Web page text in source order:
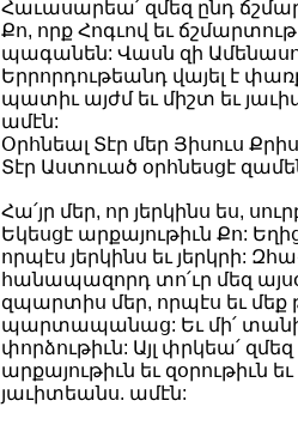
Հաւասարեա՛ զմեզ ընդ
Քո, որք Հոգւով եւ
պագանեն: Վասն զի
Երրորդութեանդ վայել է
պատիւ այժմ եւ միշտ եւ
ամէն:
Օրհնեալ Տէր մեր Յիսուս
Տէր Աստուած օրհնեսցէ
Հա՛յր մեր, որ յերկինս ես,
Եկեսցէ արքայութիւն Քո:
որպէս յերկինս եւ յերկրի:
հանապազորդ տո՛ւր մեզ
զպարտիս մեր, որպէս եւ մեք
պարտապանաց: Եւ մի՛
փորձութիւն: Այլ փրկեա՛
արքայութիւն եւ զօրութիւն
յաւիտեանս. ամէն: